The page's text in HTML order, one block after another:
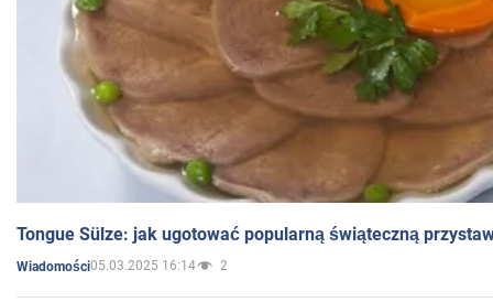
Tongue Sülze: jak ugotować popularną świąteczną
Wiadomości05.03.2025 16:14 2